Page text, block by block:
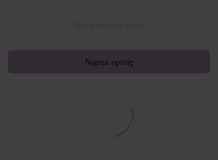
Napisz opinię